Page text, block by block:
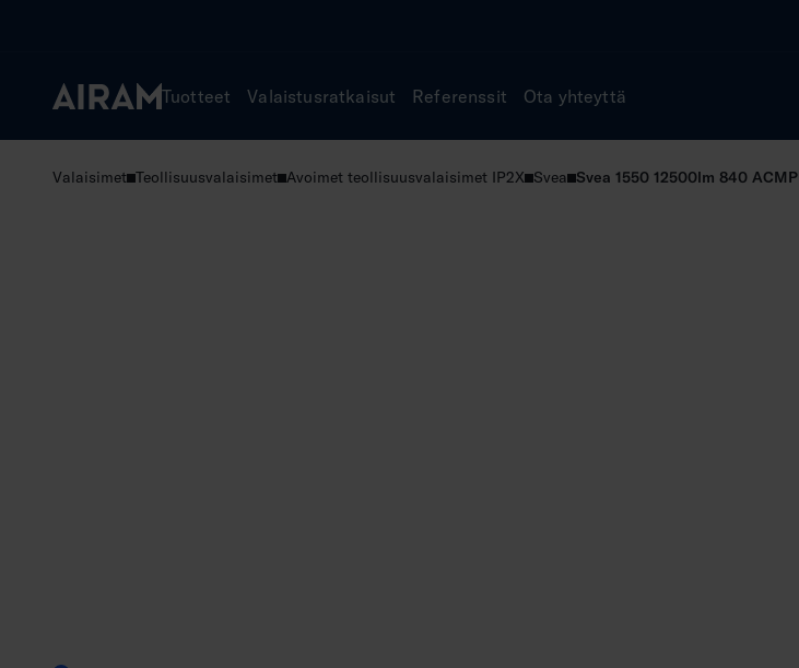
Tuotteet Valaistusratkaisut Referenssit Ota yhteyttä
Valaisimet Teollisuusvalaisimet Avoimet teollisuusvalaisimet IP2X Svea Svea 1550 12500lm 840 ACMP